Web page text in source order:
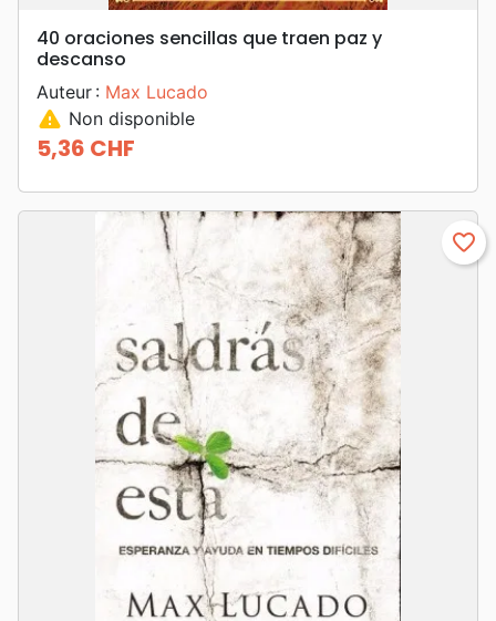
40 oraciones sencillas que traen paz y
descanso
Auteur : Max Lucado
warning Non disponible
Prix
5,36 CHF
favorite_border